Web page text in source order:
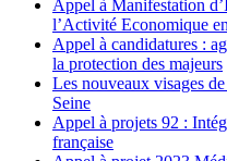
Appel à Manifestation
l’Activité Economique
Appel à candidatures :
la protection des majeurs
Les nouveaux visages
Seine
Appel à projets 92 :
française